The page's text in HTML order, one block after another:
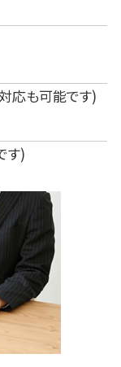
応も可能です)
す)